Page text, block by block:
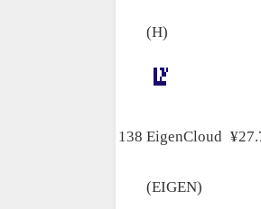
(H)
138 EigenCloud
(EIGEN)